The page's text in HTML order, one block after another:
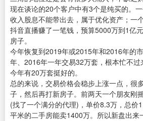
现在谈论的20个客户中有3个是纯买的。
收入股息不能带出去，属于优化资产；一
抖音直播赚了一笔钱，预算5000万到1亿
房子。
今年恢复到2019年或2015年和2016年的
年、2016年一年交易32万套，根本忙不过
今年有20万套挺好的。
总的来说，交易价格会稳步上涨一点，很
子，然后再打新房子。前两天一个朋友刚
(找了一个满分的代理)，单价8.3万，总价
平米的二手房能卖1400万。所以新盘出来